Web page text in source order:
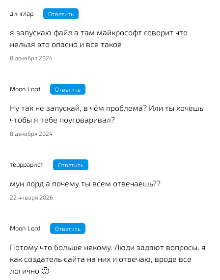
динглар Ответить
я запускаю файл а там майкрософт говорит что
нельзя это опасно и все такое
8 декабря 2024
Moon Lord Ответить
Ну так не запускай, в чём проблема? Или ты хочешь
чтобы я тебе поуговаривал?
8 декабря 2024
терррарист Ответить
мун лорд а почему ты всем отвечаешь??
22 января 2026
Moon Lord Ответить
Потому что больше некому. Люди задают вопросы, я
как создатель сайта на них и отвечаю, вроде все
логично 🙂